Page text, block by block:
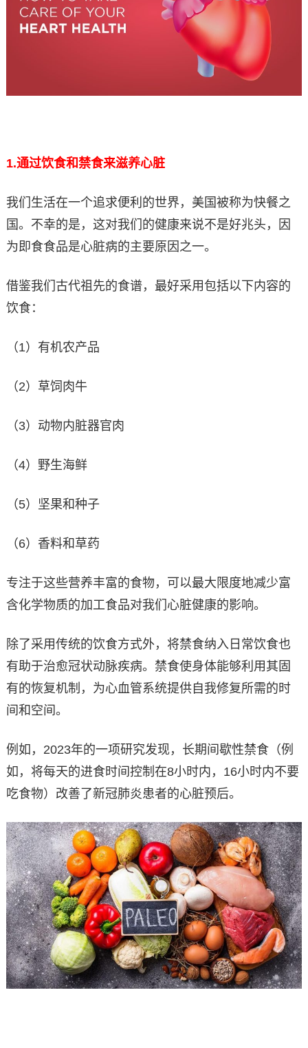
1.通过饮食和禁食来滋养心脏
我们生活在一个追求便利的世界，美国被称为快餐之
国。不幸的是，这对我们的健康来说不是好兆头，因
为即食食品是心脏病的主要原因之一。
借鉴我们古代祖先的食谱，最好采用包括以下内容的
饮食：
（1）有机农产品
（2）草饲肉牛
（3）动物内脏器官肉
（4）野生海鲜
（5）坚果和种子
（6）香料和草药
专注于这些营养丰富的食物，可以最大限度地减少富
含化学物质的加工食品对我们心脏健康的影响。
除了采用传统的饮食方式外，将禁食纳入日常饮食也
有助于治愈冠状动脉疾病。禁食使身体能够利用其固
有的恢复机制，为心血管系统提供自我修复所需的时
间和空间。
例如，2023年的一项研究发现，长期间歇性禁食（例
如，将每天的进食时间控制在8小时内，16小时内不要
吃食物）改善了新冠肺炎患者的心脏预后。